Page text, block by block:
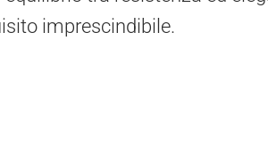
imprescindibile.